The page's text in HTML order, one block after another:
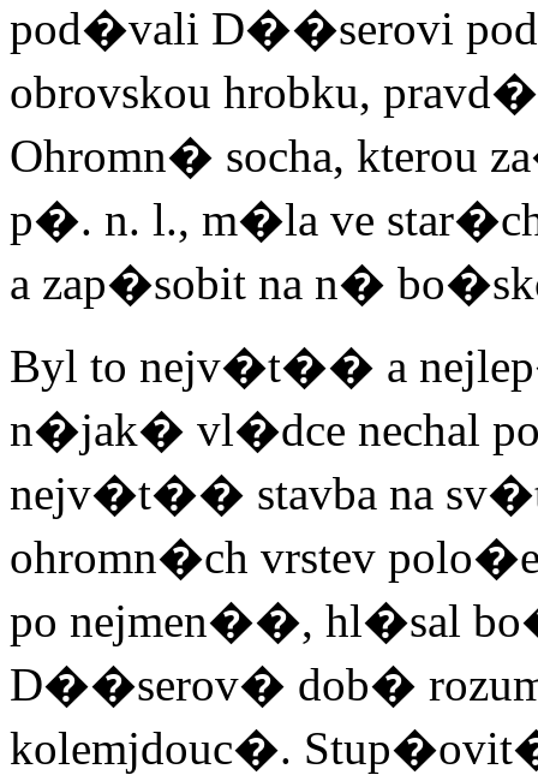
pod�vali D��serovi
obrovskou hrobku,
Ohromn� socha, kterou
p�. n. l., m�la ve
a zap�sobit na n�
Byl to nejv�t�� a
n�jak� vl�dce nechal
nejv�t�� stavba na
ohromn�ch vrstev
po nejmen��, hl�sal
D��serov� dob�
kolemjdouc�.